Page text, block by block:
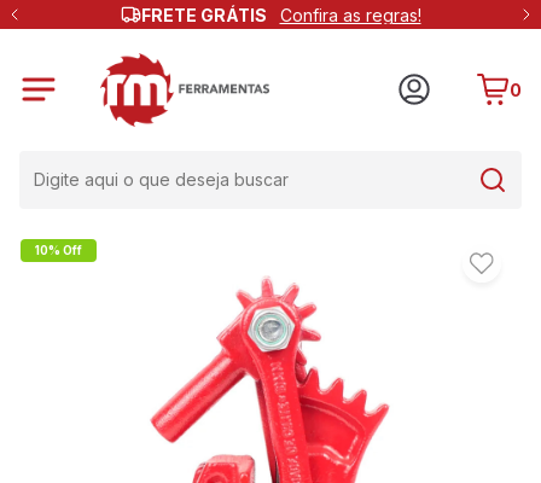
FRETE GRÁTIS Confira as regras!
0
10% Off